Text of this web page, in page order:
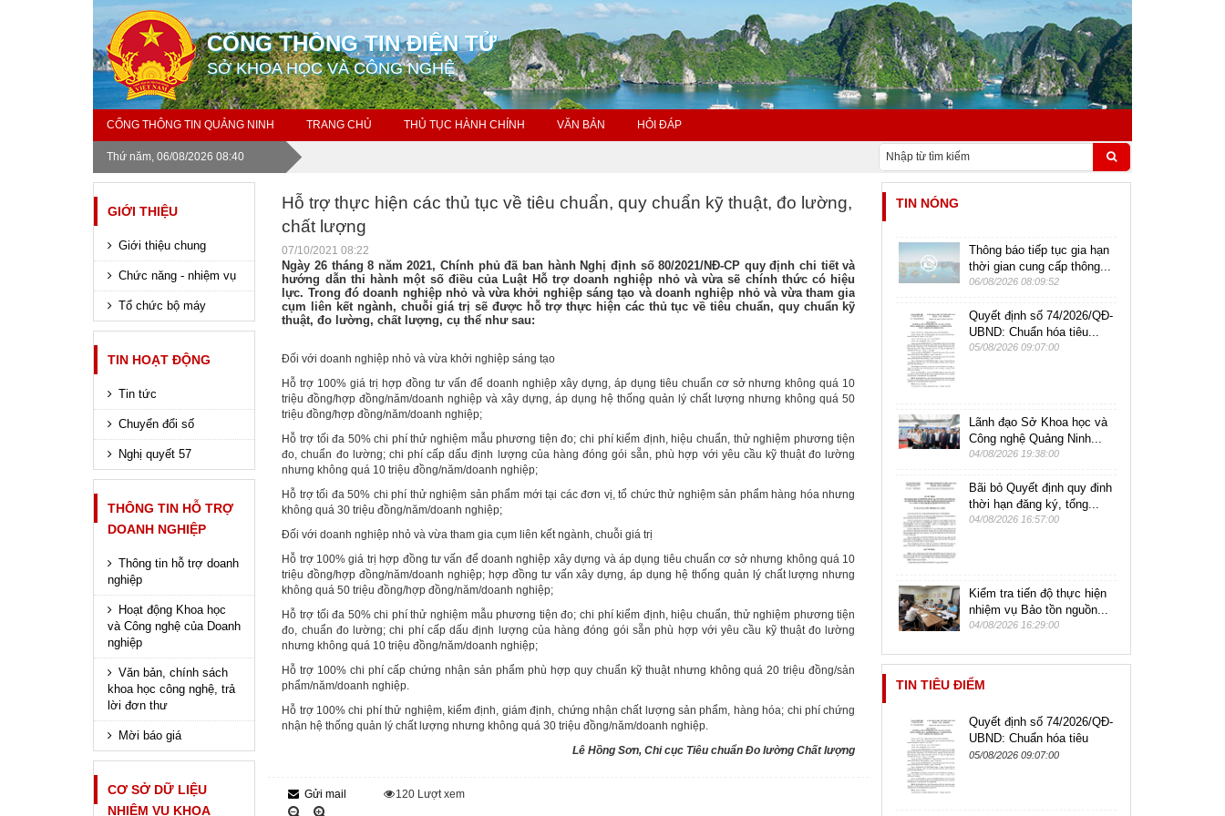
CỔNG THÔNG TIN ĐIỆN TỬ
SỞ KHOA HỌC VÀ CÔNG NGHỆ
CỔNG THÔNG TIN QUẢNG NINH TRANG CHỦ THỦ TỤC HÀNH CHÍNH VĂN BẢN HỎI ĐÁP
Thứ năm, 06/08/2026 08:40
GIỚI THIỆU
Giới thiệu chung
Chức năng - nhiệm vụ
Tổ chức bộ máy
TIN HOẠT ĐỘNG
Tin tức
Chuyển đổi số
Nghị quyết 57
THÔNG TIN HỖ TRỢ
DOANH NGHIỆP
Thông tin hỗ trợ doanh
nghiệp
Hoạt động Khoa học
và Công nghệ của Doanh
nghiệp
Văn bản, chính sách
khoa học công nghệ, trả
lời đơn thư
Mời báo giá
CƠ SỞ DỮ LIỆU
NHIỆM VỤ KHOA
Hỗ trợ thực hiện các thủ tục về tiêu chuẩn, quy chuẩn kỹ thuật, đo lường,
chất lượng
07/10/2021 08:22
Ngày 26 tháng 8 năm 2021, Chính phủ đã ban hành Nghị định số 80/2021/NĐ-CP quy định chi tiết và
hướng dẫn thi hành một số điều của Luật Hỗ trợ doanh nghiệp nhỏ và vừa sẽ chính thức có hiệu
lực. Trong đó doanh nghiệp nhỏ và vừa khởi nghiệp sáng tạo và doanh nghiệp nhỏ và vừa tham gia
cụm liên kết ngành, chuỗi giá trị sẽ được hỗ trợ thực hiện các thủ tục về tiêu chuẩn, quy chuẩn kỹ
thuật, đo lường, chất lượng, cụ thể như sau:
Đối với doanh nghiệp nhỏ và vừa khởi nghiệp sáng tạo
Hỗ trợ 100% giá trị hợp đồng tư vấn để doanh nghiệp xây dựng, áp dụng tiêu chuẩn cơ sở nhưng không quá 10
triệu đồng/hợp đồng/năm/doanh nghiệp và xây dựng, áp dụng hệ thống quản lý chất lượng nhưng không quá 50
triệu đồng/hợp đồng/năm/doanh nghiệp;
Hỗ trợ tối đa 50% chi phí thử nghiệm mẫu phương tiện đo; chi phí kiểm định, hiệu chuẩn, thử nghiệm phương tiện
đo, chuẩn đo lường; chi phí cấp dấu định lượng của hàng đóng gói sẵn, phù hợp với yêu cầu kỹ thuật đo lường
nhưng không quá 10 triệu đồng/năm/doanh nghiệp;
Hỗ trợ tối đa 50% chi phí thử nghiệm sản phẩm mới tại các đơn vị, tổ chức thử nghiệm sản phẩm hàng hóa nhưng
không quá 30 triệu đồng/năm/doanh nghiệp;
Đối với doanh nghiệp nhỏ và vừa tham gia cụm liên kết ngành, chuỗi giá trị
Hỗ trợ 100% giá trị hợp đồng tư vấn để doanh nghiệp xây dựng và áp dụng tiêu chuẩn cơ sở nhưng không quá 10
triệu đồng/hợp đồng/năm/doanh nghiệp; hợp đồng tư vấn xây dựng, áp dụng hệ thống quản lý chất lượng nhưng
không quá 50 triệu đồng/hợp đồng/năm/doanh nghiệp;
Hỗ trợ tối đa 50% chi phí thử nghiệm mẫu phương tiện đo; chi phí kiểm định, hiệu chuẩn, thử nghiệm phương tiện
đo, chuẩn đo lường; chi phí cấp dấu định lượng của hàng đóng gói sẵn phù hợp với yêu cầu kỹ thuật đo lường
nhưng không quá 10 triệu đồng/năm/doanh nghiệp;
Hỗ trợ 100% chi phí cấp chứng nhận sản phẩm phù hợp quy chuẩn kỹ thuật nhưng không quá 20 triệu đồng/sản
phẩm/năm/doanh nghiệp.
Hỗ trợ 100% chi phí thử nghiệm, kiểm định, giám định, chứng nhận chất lượng sản phẩm, hàng hóa; chi phí chứng
nhận hệ thống quản lý chất lượng nhưng không quá 30 triệu đồng/năm/doanh nghiệp.
Lê Hồng Sơn, Chi cục Tiêu chuẩn Đo lường Chất lượng
Gửi mail 120 Lượt xem
TIN NÓNG
Thông báo tiếp tục gia hạn
thời gian cung cấp thông...
06/08/2026 08:09:52
Quyết định số 74/2026/QĐ-
UBND: Chuẩn hóa tiêu...
05/08/2026 09:07:00
Lãnh đạo Sở Khoa học và
Công nghệ Quảng Ninh...
04/08/2026 19:38:00
Bãi bỏ Quyết định quy đinh
thời hạn đăng ký, tổng...
04/08/2026 16:57:00
Kiểm tra tiến độ thực hiện
nhiệm vụ Bảo tồn nguồn...
04/08/2026 16:29:00
TIN TIÊU ĐIỂM
Quyết định số 74/2026/QĐ-
UBND: Chuẩn hóa tiêu
chuẩn chức danh công
05/08/2026 09:07:00